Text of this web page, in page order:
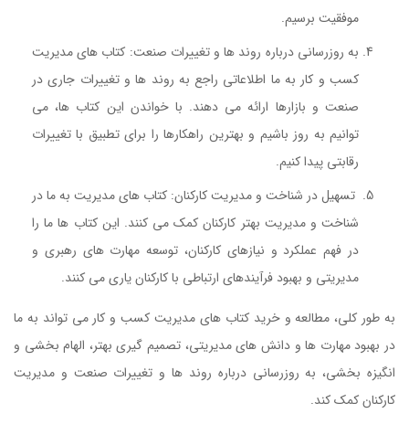
موفقیت برسیم.
به روزرسانی درباره روند ها و تغییرات صنعت: کتاب های مدیریت
کسب و کار به ما اطلاعاتی راجع به روند ها و تغییرات جاری در
صنعت و بازارها ارائه می دهند. با خواندن این کتاب ها، می
توانیم به روز باشیم و بهترین راهکارها را برای تطبیق با تغییرات
رقابتی پیدا کنیم.
تسهیل در شناخت و مدیریت کارکنان: کتاب های مدیریت به ما در
شناخت و مدیریت بهتر کارکنان کمک می کنند. این کتاب ها ما را
در فهم عملکرد و نیازهای کارکنان، توسعه مهارت های رهبری و
مدیریتی و بهبود فرآیندهای ارتباطی با کارکنان یاری می کنند.
به طور کلی، مطالعه و خرید کتاب های مدیریت کسب و کار می تواند به ما
در بهبود مهارت ها و دانش های مدیریتی، تصمیم گیری بهتر، الهام بخشی و
انگیزه بخشی، به روزرسانی درباره روند ها و تغییرات صنعت و مدیریت
کارکنان کمک کند.